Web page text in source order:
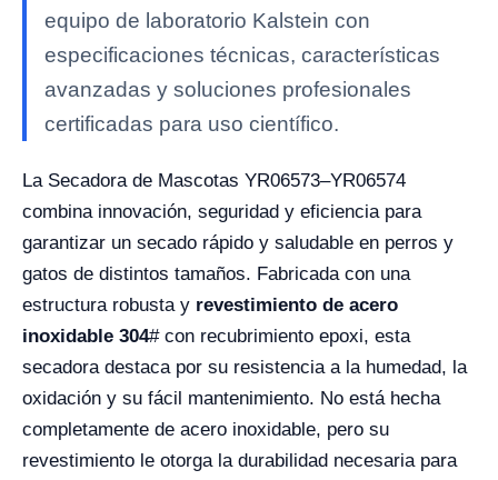
equipo de laboratorio Kalstein con
especificaciones técnicas, características
avanzadas y soluciones profesionales
certificadas para uso científico.
La Secadora de Mascotas YR06573–YR06574
combina innovación, seguridad y eficiencia para
garantizar un secado rápido y saludable en perros y
gatos de distintos tamaños. Fabricada con una
estructura robusta y revestimiento de acero
inoxidable 304# con recubrimiento epoxi, esta
secadora destaca por su resistencia a la humedad, la
oxidación y su fácil mantenimiento. No está hecha
completamente de acero inoxidable, pero su
revestimiento le otorga la durabilidad necesaria para